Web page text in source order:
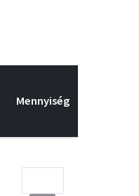
Mennyiség